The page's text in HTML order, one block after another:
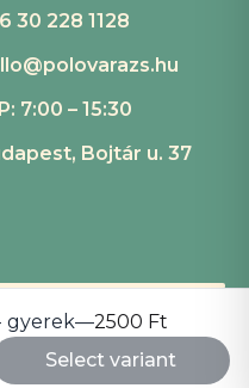
gyerek—2500 Ft
Select variant
30 228 1128
7:00 – 15:30
Bojtár u. 37
Pólóvarázs
Dev Solutions